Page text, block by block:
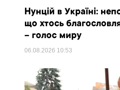
Нунцій в Україні:
що хтось
– голос миру
06.08.2026 10:53